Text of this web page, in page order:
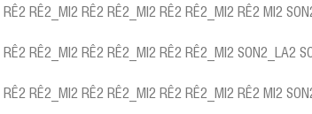
RÊ2_MI2 RÊ2 RÊ2_MI2 RÊ2 RÊ2_MI2 RÊ2 MI2
RÊ2_MI2 RÊ2 RÊ2_MI2 RÊ2 RÊ2_MI2 SON2_LA2
RÊ2_MI2 RÊ2 RÊ2_MI2 RÊ2 RÊ2_MI2 RÊ2 MI2